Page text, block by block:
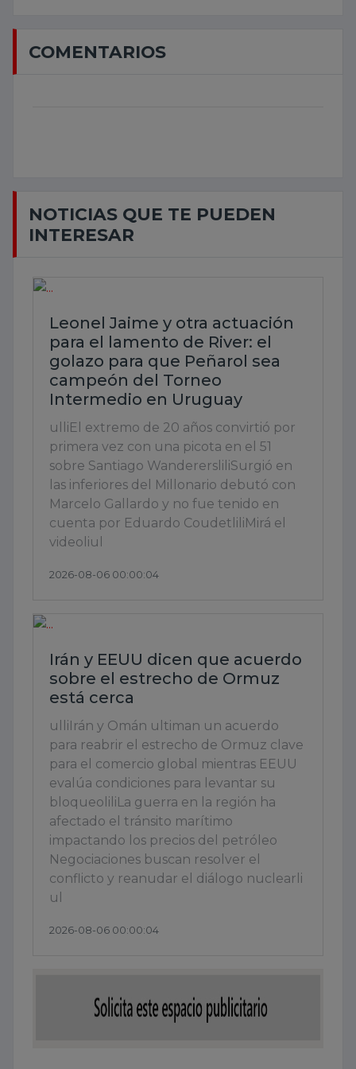
COMENTARIOS
NOTICIAS QUE TE PUEDEN
INTERESAR
Leonel Jaime y otra actuación
para el lamento de River: el
golazo para que Peñarol sea
campeón del Torneo
Intermedio en Uruguay
ulliEl extremo de 20 años convirtió por
primera vez con una picota en el 51
sobre Santiago WanderersliliSurgió en
las inferiores del Millonario debutó con
Marcelo Gallardo y no fue tenido en
cuenta por Eduardo CoudetliliMirá el
videoliul
2026-08-06 00:00:04
Irán y EEUU dicen que acuerdo
sobre el estrecho de Ormuz
está cerca
ulliIrán y Omán ultiman un acuerdo
para reabrir el estrecho de Ormuz clave
para el comercio global mientras EEUU
evalúa condiciones para levantar su
bloqueoliliLa guerra en la región ha
afectado el tránsito marítimo
impactando los precios del petróleo
Negociaciones buscan resolver el
conflicto y reanudar el diálogo nuclearli
ul
2026-08-06 00:00:04